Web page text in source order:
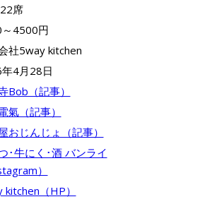
席
4500円
社5way kitchen
4月28日
Bob（記事）
氣（記事）
おじんじょ（記事）
･牛にく･酒 バンライ
）
kitchen（HP）